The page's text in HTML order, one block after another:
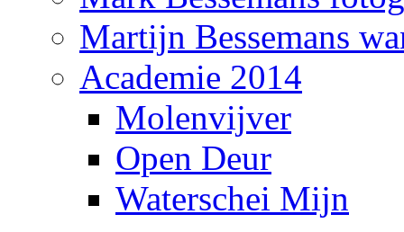
Martijn Bessemans
Academie 2014
Molenvijver
Open Deur
Waterschei Mijn